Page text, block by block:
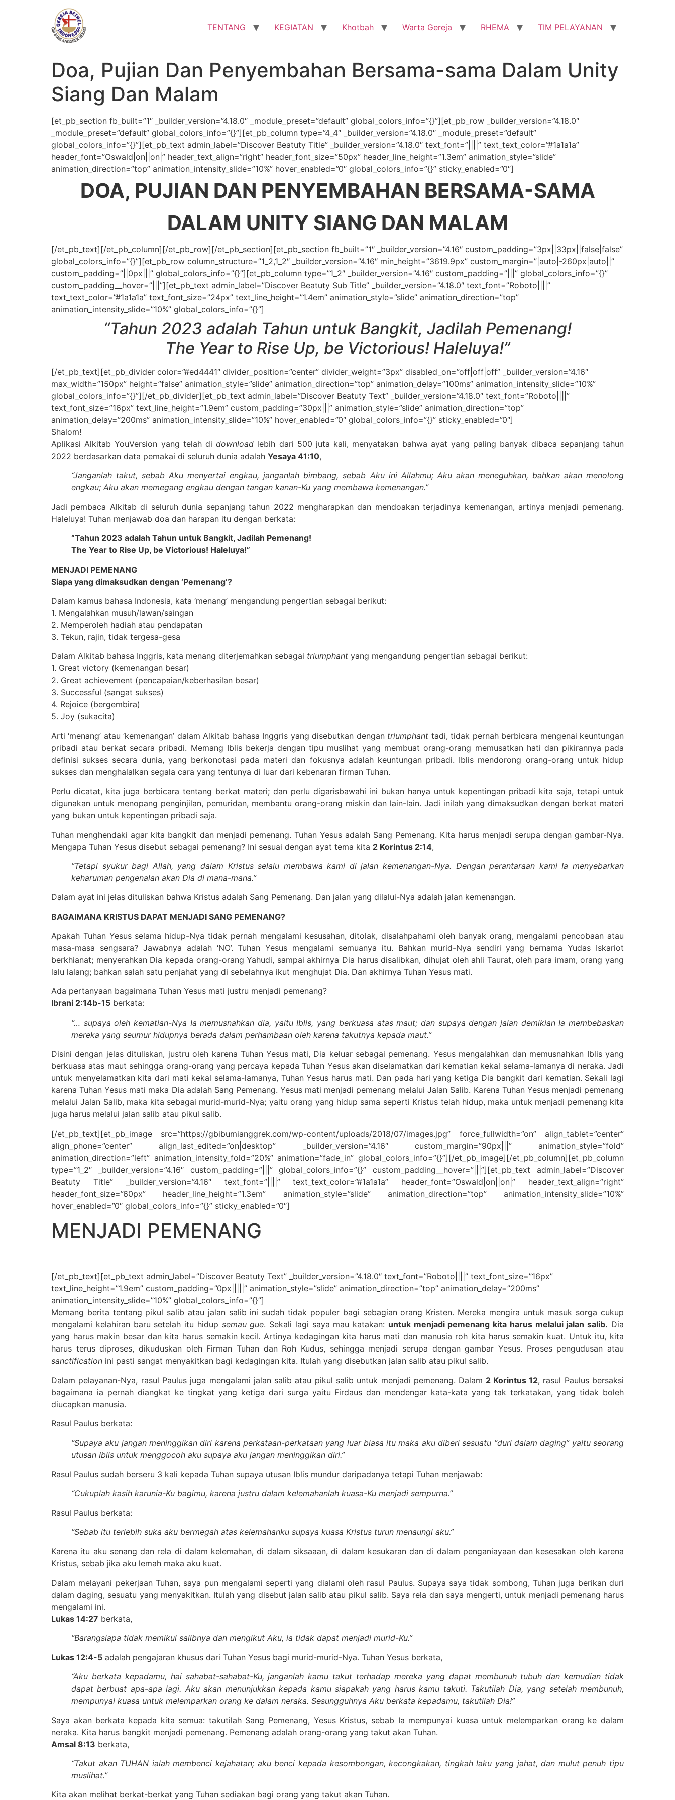
TENTANG KEGIATAN Khotbah Warta Gereja RHEMA TIM PELAYANAN
Doa, Pujian Dan Penyembahan Bersama-sama Dalam Unity
Siang Dan Malam
[et_pb_section fb_built=”1″ _builder_version=”4.18.0″ _module_preset=”default” global_colors_info=”{}”][et_pb_row _builder_version=”4.18.0″
_module_preset=”default” global_colors_info=”{}”][et_pb_column type=”4_4″ _builder_version=”4.18.0″ _module_preset=”default”
global_colors_info=”{}”][et_pb_text admin_label=”Discover Beatuty Title” _builder_version=”4.18.0″ text_font=”||||” text_text_color=”#1a1a1a”
header_font=”Oswald|on||on|” header_text_align=”right” header_font_size=”50px” header_line_height=”1.3em” animation_style=”slide”
animation_direction=”top” animation_intensity_slide=”10%” hover_enabled=”0″ global_colors_info=”{}” sticky_enabled=”0″]
DOA, PUJIAN DAN PENYEMBAHAN BERSAMA-SAMA
DALAM UNITY SIANG DAN MALAM
[/et_pb_text][/et_pb_column][/et_pb_row][/et_pb_section][et_pb_section fb_built=”1″ _builder_version=”4.16″ custom_padding=”3px||33px||false|false”
global_colors_info=”{}”][et_pb_row column_structure=”1_2,1_2″ _builder_version=”4.16″ min_height=”3619.9px” custom_margin=”|auto|-260px|auto||”
custom_padding=”||0px|||” global_colors_info=”{}”][et_pb_column type=”1_2″ _builder_version=”4.16″ custom_padding=”|||” global_colors_info=”{}”
custom_padding__hover=”|||”][et_pb_text admin_label=”Discover Beatuty Sub Title” _builder_version=”4.18.0″ text_font=”Roboto||||”
text_text_color=”#1a1a1a” text_font_size=”24px” text_line_height=”1.4em” animation_style=”slide” animation_direction=”top”
animation_intensity_slide=”10%” global_colors_info=”{}”]
“Tahun 2023 adalah Tahun untuk Bangkit, Jadilah Pemenang!
The Year to Rise Up, be Victorious! Haleluya!”
[/et_pb_text][et_pb_divider color=”#ed4441″ divider_position=”center” divider_weight=”3px” disabled_on=”off|off|off” _builder_version=”4.16″
max_width=”150px” height=”false” animation_style=”slide” animation_direction=”top” animation_delay=”100ms” animation_intensity_slide=”10%”
global_colors_info=”{}”][/et_pb_divider][et_pb_text admin_label=”Discover Beatuty Text” _builder_version=”4.18.0″ text_font=”Roboto||||”
text_font_size=”16px” text_line_height=”1.9em” custom_padding=”30px|||” animation_style=”slide” animation_direction=”top”
animation_delay=”200ms” animation_intensity_slide=”10%” hover_enabled=”0″ global_colors_info=”{}” sticky_enabled=”0″]
Shalom!
Aplikasi Alkitab YouVersion yang telah didownload lebih dari 500 juta kali, menyatakan bahwa ayat yang paling banyak dibaca sepanjang tahun
2022 berdasarkan data pemakai di seluruh dunia adalah Yesaya 41:10,
“Janganlah takut, sebab Aku menyertai engkau, janganlah bimbang, sebab Aku ini Allahmu; Aku akan meneguhkan, bahkan akan menolong
engkau; Aku akan memegang engkau dengan tangan kanan-Ku yang membawa kemenangan.”
Jadi pembaca Alkitab di seluruh dunia sepanjang tahun 2022 mengharapkan dan mendoakan terjadinya kemenangan, artinya menjadi pemenang.
Haleluya! Tuhan menjawab doa dan harapan itu dengan berkata:
“Tahun 2023 adalah Tahun untuk Bangkit, Jadilah Pemenang!
The Year to Rise Up, be Victorious! Haleluya!”
MENJADI PEMENANG
Siapa yang dimaksudkan dengan ‘Pemenang’?
Dalam kamus bahasa Indonesia, kata ‘menang’ mengandung pengertian sebagai berikut:
1. Mengalahkan musuh/lawan/saingan
2. Memperoleh hadiah atau pendapatan
3. Tekun, rajin, tidak tergesa-gesa
Dalam Alkitab bahasa Inggris, kata menang diterjemahkan sebagai triumphant yang mengandung pengertian sebagai berikut:
1. Great victory (kemenangan besar)
2. Great achievement (pencapaian/keberhasilan besar)
3. Successful (sangat sukses)
4. Rejoice (bergembira)
5. Joy (sukacita)
Arti ‘menang’ atau ‘kemenangan’ dalam Alkitab bahasa Inggris yang disebutkan dengan triumphant tadi, tidak pernah berbicara mengenai keuntungan
pribadi atau berkat secara pribadi. Memang Iblis bekerja dengan tipu muslihat yang membuat orang-orang memusatkan hati dan pikirannya pada
definisi sukses secara dunia, yang berkonotasi pada materi dan fokusnya adalah keuntungan pribadi. Iblis mendorong orang-orang untuk hidup
sukses dan menghalalkan segala cara yang tentunya di luar dari kebenaran firman Tuhan.
Perlu dicatat, kita juga berbicara tentang berkat materi; dan perlu digarisbawahi ini bukan hanya untuk kepentingan pribadi kita saja, tetapi untuk
digunakan untuk menopang penginjilan, pemuridan, membantu orang-orang miskin dan lain-lain. Jadi inilah yang dimaksudkan dengan berkat materi
yang bukan untuk kepentingan pribadi saja.
Tuhan menghendaki agar kita bangkit dan menjadi pemenang. Tuhan Yesus adalah Sang Pemenang. Kita harus menjadi serupa dengan gambar-Nya.
Mengapa Tuhan Yesus disebut sebagai pemenang? Ini sesuai dengan ayat tema kita 2 Korintus 2:14,
“Tetapi syukur bagi Allah, yang dalam Kristus selalu membawa kami di jalan kemenangan-Nya. Dengan perantaraan kami Ia menyebarkan
keharuman pengenalan akan Dia di mana-mana.”
Dalam ayat ini jelas dituliskan bahwa Kristus adalah Sang Pemenang. Dan jalan yang dilalui-Nya adalah jalan kemenangan.
BAGAIMANA KRISTUS DAPAT MENJADI SANG PEMENANG?
Apakah Tuhan Yesus selama hidup-Nya tidak pernah mengalami kesusahan, ditolak, disalahpahami oleh banyak orang, mengalami pencobaan atau
masa-masa sengsara? Jawabnya adalah ‘NO’. Tuhan Yesus mengalami semuanya itu. Bahkan murid-Nya sendiri yang bernama Yudas Iskariot
berkhianat; menyerahkan Dia kepada orang-orang Yahudi, sampai akhirnya Dia harus disalibkan, dihujat oleh ahli Taurat, oleh para imam, orang yang
lalu lalang; bahkan salah satu penjahat yang di sebelahnya ikut menghujat Dia. Dan akhirnya Tuhan Yesus mati.
Ada pertanyaan bagaimana Tuhan Yesus mati justru menjadi pemenang?
Ibrani 2:14b-15 berkata:
“… supaya oleh kematian-Nya Ia memusnahkan dia, yaitu Iblis, yang berkuasa atas maut; dan supaya dengan jalan demikian Ia membebaskan
mereka yang seumur hidupnya berada dalam perhambaan oleh karena takutnya kepada maut.”
Disini dengan jelas dituliskan, justru oleh karena Tuhan Yesus mati, Dia keluar sebagai pemenang. Yesus mengalahkan dan memusnahkan Iblis yang
berkuasa atas maut sehingga orang-orang yang percaya kepada Tuhan Yesus akan diselamatkan dari kematian kekal selama-lamanya di neraka. Jadi
untuk menyelamatkan kita dari mati kekal selama-lamanya, Tuhan Yesus harus mati. Dan pada hari yang ketiga Dia bangkit dari kematian. Sekali lagi
karena Tuhan Yesus mati maka Dia adalah Sang Pemenang. Yesus mati menjadi pemenang melalui Jalan Salib. Karena Tuhan Yesus menjadi pemenang
melalui Jalan Salib, maka kita sebagai murid-murid-Nya; yaitu orang yang hidup sama seperti Kristus telah hidup, maka untuk menjadi pemenang kita
juga harus melalui jalan salib atau pikul salib.
[/et_pb_text][et_pb_image src=”https://gbibumianggrek.com/wp-content/uploads/2018/07/images.jpg” force_fullwidth=”on” align_tablet=”center”
align_phone=”center” align_last_edited=”on|desktop” _builder_version=”4.16″ custom_margin=”90px|||” animation_style=”fold”
animation_direction=”left” animation_intensity_fold=”20%” animation=”fade_in” global_colors_info=”{}”][/et_pb_image][/et_pb_column][et_pb_column
type=”1_2″ _builder_version=”4.16″ custom_padding=”|||” global_colors_info=”{}” custom_padding__hover=”|||”][et_pb_text admin_label=”Discover
Beatuty Title” _builder_version=”4.16″ text_font=”||||” text_text_color=”#1a1a1a” header_font=”Oswald|on||on|” header_text_align=”right”
header_font_size=”60px” header_line_height=”1.3em” animation_style=”slide” animation_direction=”top” animation_intensity_slide=”10%”
hover_enabled=”0″ global_colors_info=”{}” sticky_enabled=”0″]
MENJADI PEMENANG
[/et_pb_text][et_pb_text admin_label=”Discover Beatuty Text” _builder_version=”4.18.0″ text_font=”Roboto||||” text_font_size=”16px”
text_line_height=”1.9em” custom_padding=”0px|||||” animation_style=”slide” animation_direction=”top” animation_delay=”200ms”
animation_intensity_slide=”10%” global_colors_info=”{}”]
Memang berita tentang pikul salib atau jalan salib ini sudah tidak populer bagi sebagian orang Kristen. Mereka mengira untuk masuk sorga cukup
mengalami kelahiran baru setelah itu hidup semau gue. Sekali lagi saya mau katakan: untuk menjadi pemenang kita harus melalui jalan salib. Dia
yang harus makin besar dan kita harus semakin kecil. Artinya kedagingan kita harus mati dan manusia roh kita harus semakin kuat. Untuk itu, kita
harus terus diproses, dikuduskan oleh Firman Tuhan dan Roh Kudus, sehingga menjadi serupa dengan gambar Yesus. Proses pengudusan atau
sanctification ini pasti sangat menyakitkan bagi kedagingan kita. Itulah yang disebutkan jalan salib atau pikul salib.
Dalam pelayanan-Nya, rasul Paulus juga mengalami jalan salib atau pikul salib untuk menjadi pemenang. Dalam 2 Korintus 12, rasul Paulus bersaksi
bagaimana ia pernah diangkat ke tingkat yang ketiga dari surga yaitu Firdaus dan mendengar kata-kata yang tak terkatakan, yang tidak boleh
diucapkan manusia.
Rasul Paulus berkata:
“Supaya aku jangan meninggikan diri karena perkataan-perkataan yang luar biasa itu maka aku diberi sesuatu “duri dalam daging” yaitu seorang
utusan Iblis untuk menggocoh aku supaya aku jangan meninggikan diri.”
Rasul Paulus sudah berseru 3 kali kepada Tuhan supaya utusan Iblis mundur daripadanya tetapi Tuhan menjawab:
“Cukuplah kasih karunia-Ku bagimu, karena justru dalam kelemahanlah kuasa-Ku menjadi sempurna.”
Rasul Paulus berkata:
“Sebab itu terlebih suka aku bermegah atas kelemahanku supaya kuasa Kristus turun menaungi aku.”
Karena itu aku senang dan rela di dalam kelemahan, di dalam siksaaan, di dalam kesukaran dan di dalam penganiayaan dan kesesakan oleh karena
Kristus, sebab jika aku lemah maka aku kuat.
Dalam melayani pekerjaan Tuhan, saya pun mengalami seperti yang dialami oleh rasul Paulus. Supaya saya tidak sombong, Tuhan juga berikan duri
dalam daging, sesuatu yang menyakitkan. Itulah yang disebut jalan salib atau pikul salib. Saya rela dan saya mengerti, untuk menjadi pemenang harus
mengalami ini.
Lukas 14:27 berkata,
“Barangsiapa tidak memikul salibnya dan mengikut Aku, ia tidak dapat menjadi murid-Ku.”
Lukas 12:4-5 adalah pengajaran khusus dari Tuhan Yesus bagi murid-murid-Nya. Tuhan Yesus berkata,
“Aku berkata kepadamu, hai sahabat-sahabat-Ku, janganlah kamu takut terhadap mereka yang dapat membunuh tubuh dan kemudian tidak
dapat berbuat apa-apa lagi. Aku akan menunjukkan kepada kamu siapakah yang harus kamu takuti. Takutilah Dia, yang setelah membunuh,
mempunyai kuasa untuk melemparkan orang ke dalam neraka. Sesungguhnya Aku berkata kepadamu, takutilah Dia!”
Saya akan berkata kepada kita semua: takutilah Sang Pemenang, Yesus Kristus, sebab Ia mempunyai kuasa untuk melemparkan orang ke dalam
neraka. Kita harus bangkit menjadi pemenang. Pemenang adalah orang-orang yang takut akan Tuhan.
Amsal 8:13 berkata,
“Takut akan TUHAN ialah membenci kejahatan; aku benci kepada kesombongan, kecongkakan, tingkah laku yang jahat, dan mulut penuh tipu
muslihat.”
Kita akan melihat berkat-berkat yang Tuhan sediakan bagi orang yang takut akan Tuhan.